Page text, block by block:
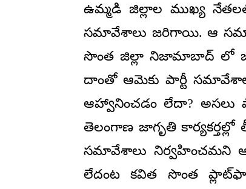
ఉమ్మడి జిల్లాల ముఖ్య
సమావేశాలు జరిగాయి. ఆ
సొంత జిల్లా నిజామాబాద్ లో
దాంతో ఆమెకు పార్టీ
ఆహ్వానించడం లేదా? అసలు
తెలంగాణ జాగృతి
సమావేశాలు నిర్వహించమని
లేదంట కవిత సొంత